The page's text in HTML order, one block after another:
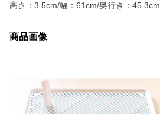
高さ：3.5cm/幅：61cm/奥行き：45.3cm
商品画像